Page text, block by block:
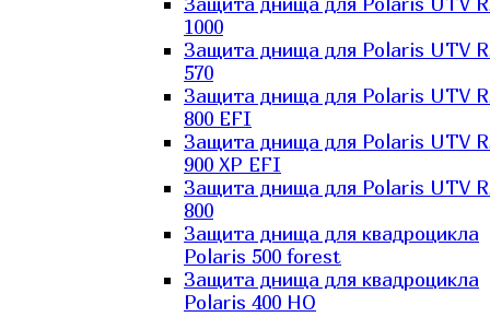
1000
Защита днища для Polaris UTV
570
Защита днища для Polaris UTV
800 EFI
Защита днища для Polaris UTV
900 XP EFI
Защита днища для Polaris UTV
800
Защита днища для квадроцикла
Polaris 500 forest
Защита днища для квадроцикла
Polaris 400 HO